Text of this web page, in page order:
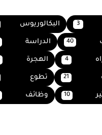
3 البكالوريوس
40 الدراسة
4 الهجرة
21 تطوع
10 وظائف